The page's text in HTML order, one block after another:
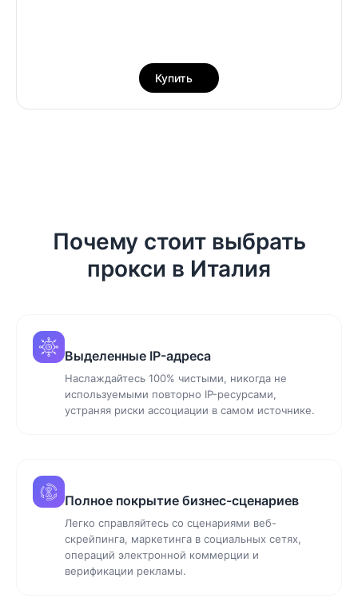
Купить
Почему стоит выбрать
прокси в Италия
Выделенные IP-адреса
Наслаждайтесь 100% чистыми, никогда не
используемыми повторно IP-ресурсами,
устраняя риски ассоциации в самом источнике.
Полное покрытие бизнес-сценариев
Легко справляйтесь со сценариями веб-
скрейпинга, маркетинга в социальных сетях,
операций электронной коммерции и
верификации рекламы.